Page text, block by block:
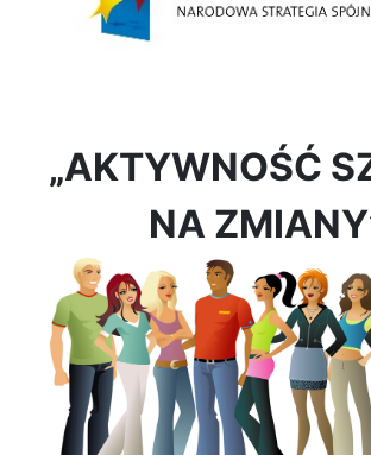
„AKTYWNOŚĆ
NA